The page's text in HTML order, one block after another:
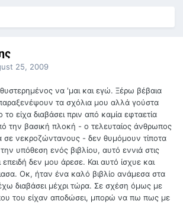
25, 2009
να 'μαι και εγώ. Ξέρω βέβαια
τα σχόλια μου αλλά γούστα
το είχα διαβάσει πριν από καμία εφταετία
την βασική πλοκή - ο τελευταίος άνθρωπος
σε νεκροζώντανους - δεν θυμόμουν τίποτα
υπόθεση ενός βιβλίου, αυτό εννιά στις
δεν μου άρεσε. Και αυτό ίσχυε και
Οκ, ήταν ένα καλό βιβλίο ανάμεσα στα
διαβάσει μέχρι τώρα. Σε σχέση όμως με
του είχαν αποδώσει, μπορώ να πω πως με